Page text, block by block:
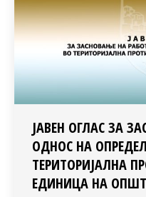
ЈАВЕН ОГЛАС ЗА
ОДНОС НА
ТЕРИТОРИЈАЛНА
ЕДИНИЦА НА